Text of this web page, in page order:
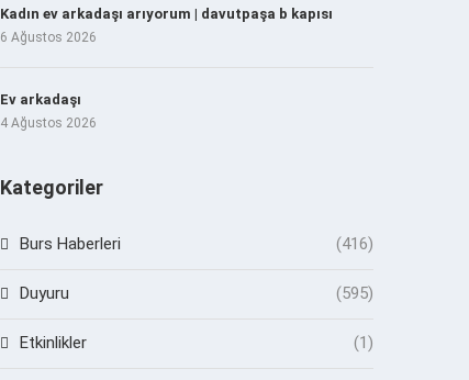
Kadın ev arkadaşı arıyorum | davutpaşa b kapısı
6 Ağustos 2026
Ev arkadaşı
4 Ağustos 2026
Kategoriler
Burs Haberleri (416)
Duyuru (595)
Etkinlikler (1)